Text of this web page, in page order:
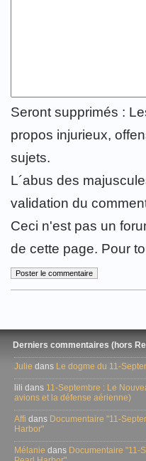
Seront supprimés :
propos injurieux,
sujets.
L´abus des
validation du
Ceci n'est pas un
de cette page. Pour
Derniers commentaires (hors
Julie dans Le dogme du 11-
lili dans 11-Septembre : Le
avions et la défense aérienne)
Affi dans Documentaire "11-
Harbor"
Mélanie dans Documentaire "11-